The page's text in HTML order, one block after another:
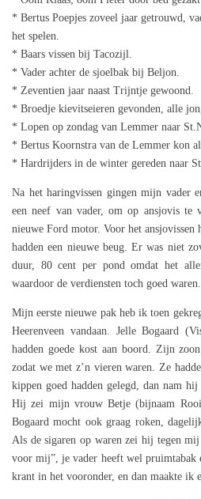
* Bertus Poepjes zoveel jaar getrouwd,
het spelen.
* Baars vissen bij Tacozijl.
* Vader achter de sjoelbak bij Beljon.
* Zeventien jaar naast Trijntje gewoond.
* Broedje kievitseieren gevonden, alle
* Lopen op zondag van Lemmer naar
* Bertus Koornstra van de Lemmer kon
* Hardrijders in de winter gereden naar
Na het haringvissen gingen mijn vader
een neef van vader, om op ansjovis
nieuwe Ford motor. Voor het
hadden een nieuwe beug. Er was niet
duur, 80 cent per pond omdat het
waardoor de verdiensten toch goed waren.
Mijn eerste nieuwe pak heb ik toen
Heerenveen vandaan. Jelle Bogaard
hadden goede kost aan boord. Zijn
zodat we met z’n vieren waren. Ze
kippen goed hadden gelegd, dan nam hij
Hij zei mijn vrouw Betje (bijnaam
Bogaard mocht ook graag roken,
Als de sigaren op waren zei hij tegen
voor mij”, je vader heeft wel pruimtabak
krant in het vooronder, en dan maakte ik